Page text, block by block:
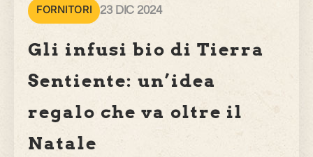
FORNITORI 23 DIC 2024
Gli infusi bio di Tierra
Sentiente: un’idea
regalo che va oltre il
Natale